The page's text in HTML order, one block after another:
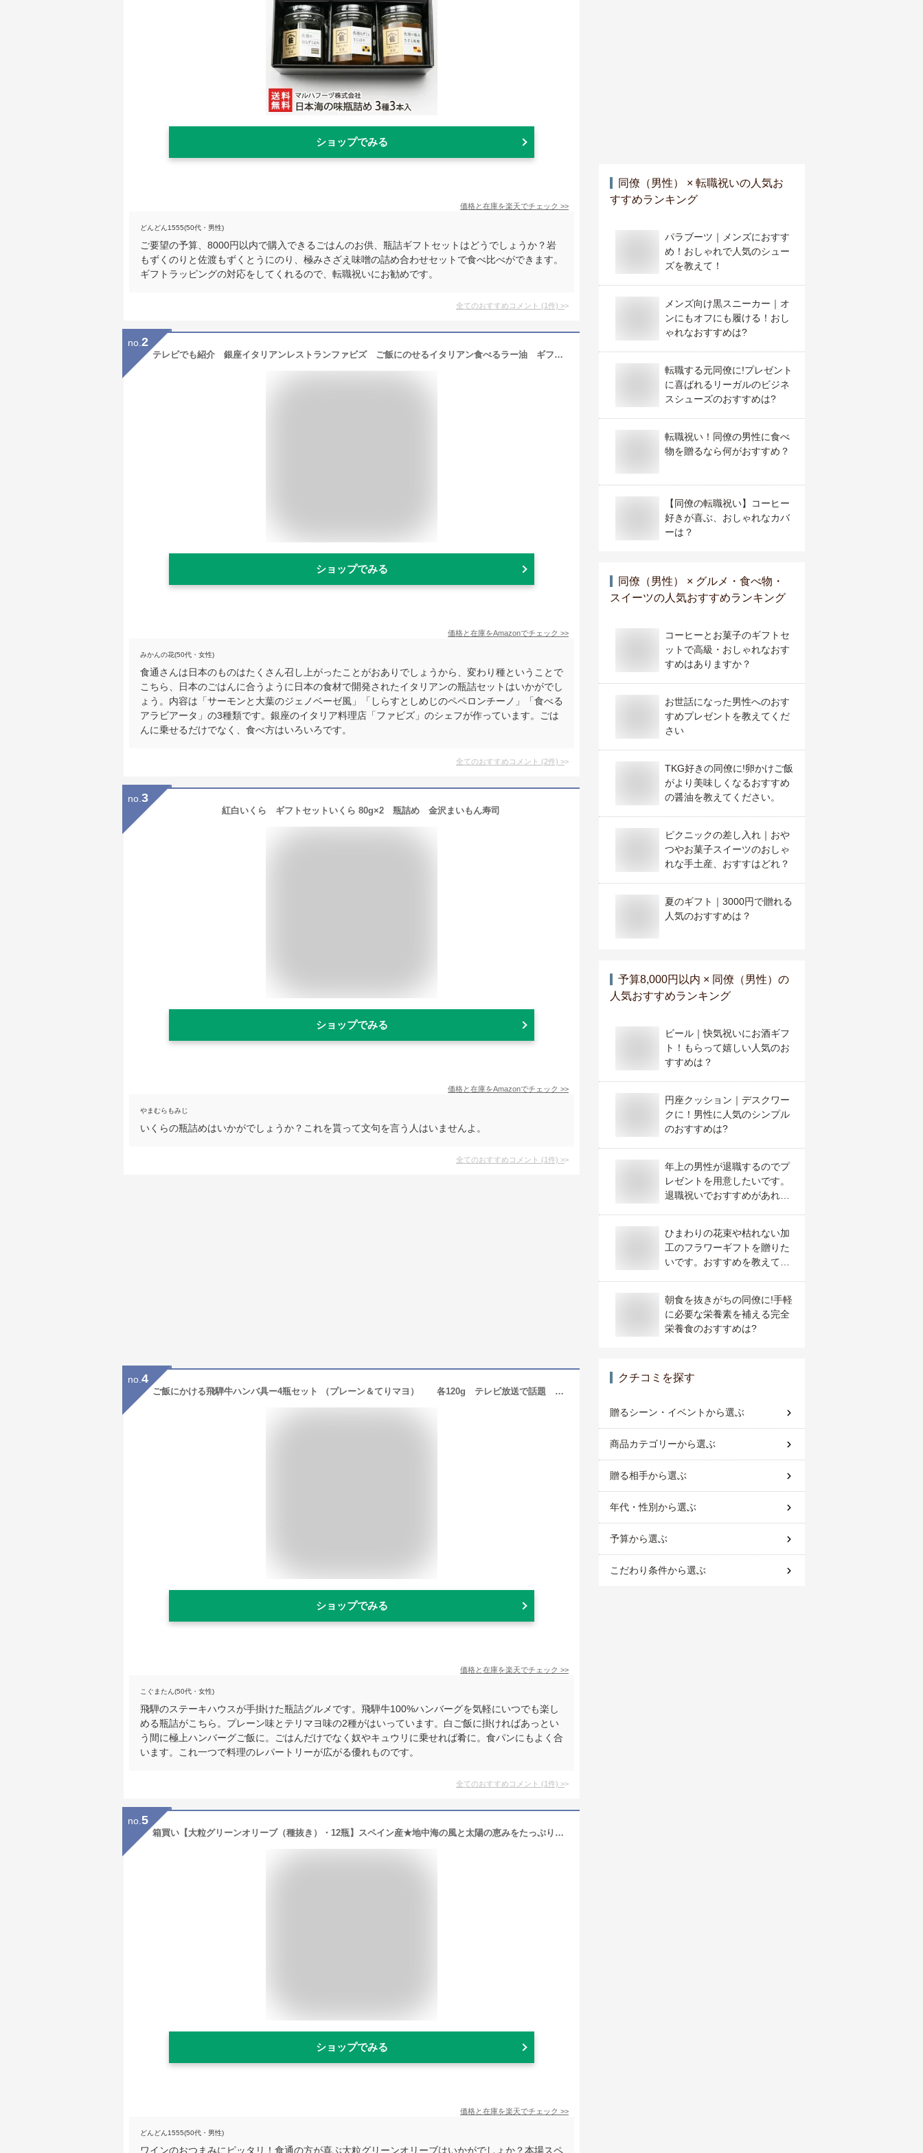
ショップでみる
価格と在庫を楽天でチェック >>
どんどん1555(50代・男性)
ご要望の予算、8000円以内で購入できるごはんのお供、瓶詰ギフトセットはどうでしょうか？岩
もずくのりと佐渡もずくとうにのり、極みさざえ味噌の詰め合わせセットで食べ比べができます。
ギフトラッピングの対応をしてくれるので、転職祝いにお勧めです。
全てのおすすめコメント (1件) >
no. 2
テレビでも紹介 銀座イタリアンレストランファビズ ご飯にのせるイタリアン食べるラー油 ギフトセット
ショップでみる
価格と在庫をAmazonでチェック >>
みかんの花(50代・女性)
食通さんは日本のものはたくさん召し上がったことがおありでしょうから、変わり種ということで
こちら、日本のごはんに合うように日本の食材で開発されたイタリアンの瓶詰セットはいかがでし
ょう。内容は「サーモンと大葉のジェノベーゼ風」「しらすとしめじのペペロンチーノ」「食べる
アラビアータ」の3種類です。銀座のイタリア料理店「ファビズ」のシェフが作っています。ごは
んに乗せるだけでなく、食べ方はいろいろです。
全てのおすすめコメント (2件) >
no. 3
紅白いくら ギフトセットいくら 80g×2 瓶詰め 金沢まいもん寿司
ショップでみる
価格と在庫をAmazonでチェック >>
やまむらもみじ
いくらの瓶詰めはいかがでしょうか？これを貰って文句を言う人はいませんよ。
全てのおすすめコメント (1件) >
no. 4
ご飯にかける飛騨牛ハンバ具ー4瓶セット （プレーン＆てりマヨ） 各120g テレビ放送で話題 ご飯のお供 飛騨牛100％使用
ショップでみる
価格と在庫を楽天でチェック >>
こぐまたん(50代・女性)
飛騨のステーキハウスが手掛けた瓶詰グルメです。飛騨牛100%ハンバーグを気軽にいつでも楽し
める瓶詰がこちら。プレーン味とテリマヨ味の2種がはいっています。白ご飯に掛ければあっとい
う間に極上ハンバーグご飯に。ごはんだけでなく奴やキュウリに乗せれば肴に。食パンにもよく合
います。これ一つで料理のレパートリーが広がる優れものです。
全てのおすすめコメント (1件) >
no. 5
箱買い【大粒グリーンオリーブ（種抜き）・12瓶】スペイン産★地中海の風と太陽の恵みをたっぷり受けた大粒の緑オリーブです。
ショップでみる
価格と在庫を楽天でチェック >>
どんどん1555(50代・男性)
ワインのおつまみにピッタリ！食通の方が喜ぶ大粒グリーンオリーブはいかがでしょか？本場スペ
同僚（男性） × 転職祝いの人気お
すすめランキング
パラブーツ｜メンズにおすす
め！おしゃれで人気のシュー
ズを教えて！
メンズ向け黒スニーカー｜オ
ンにもオフにも履ける！おし
ゃれなおすすめは?
転職する元同僚に!プレゼント
に喜ばれるリーガルのビジネ
スシューズのおすすめは?
転職祝い！同僚の男性に食べ
物を贈るなら何がおすすめ？
【同僚の転職祝い】コーヒー
好きが喜ぶ、おしゃれなカバ
ーは？
同僚（男性） × グルメ・食べ物・
スイーツの人気おすすめランキング
コーヒーとお菓子のギフトセ
ットで高級・おしゃれなおす
すめはありますか？
お世話になった男性へのおす
すめプレゼントを教えてくだ
さい
TKG好きの同僚に!卵かけご飯
がより美味しくなるおすすめ
の醤油を教えてください。
ピクニックの差し入れ｜おや
つやお菓子スイーツのおしゃ
れな手土産、おすすはどれ？
夏のギフト｜3000円で贈れる
人気のおすすめは？
予算8,000円以内 × 同僚（男性） の
人気おすすめランキング
ビール｜快気祝いにお酒ギフ
ト！もらって嬉しい人気のお
すすめは？
円座クッション｜デスクワー
クに！男性に人気のシンプル
のおすすめは?
年上の男性が退職するのでプ
レゼントを用意したいです。
退職祝いでおすすめがあれば
ひまわりの花束や枯れない加
工のフラワーギフトを贈りた
いです。おすすめを教えてく
朝食を抜きがちの同僚に!手軽
に必要な栄養素を補える完全
栄養食のおすすめは?
クチコミを探す
贈るシーン・イベントから選ぶ
商品カテゴリーから選ぶ
贈る相手から選ぶ
年代・性別から選ぶ
予算から選ぶ
こだわり条件から選ぶ